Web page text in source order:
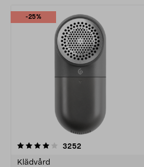
-25%
3252
Klädvård
4.5av 5 stjärnor